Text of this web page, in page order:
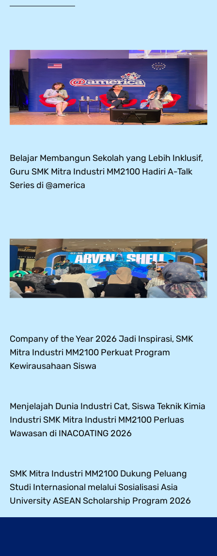
Belajar Membangun Sekolah yang Lebih Inklusif,
Guru SMK Mitra Industri MM2100 Hadiri A-Talk
Series di @america
Company of the Year 2026 Jadi Inspirasi, SMK
Mitra Industri MM2100 Perkuat Program
Kewirausahaan Siswa
Menjelajah Dunia Industri Cat, Siswa Teknik Kimia
Industri SMK Mitra Industri MM2100 Perluas
Wawasan di INACOATING 2026
SMK Mitra Industri MM2100 Dukung Peluang
Studi Internasional melalui Sosialisasi Asia
University ASEAN Scholarship Program 2026